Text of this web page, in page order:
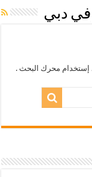
دبي
إستخدام محرك البحث .